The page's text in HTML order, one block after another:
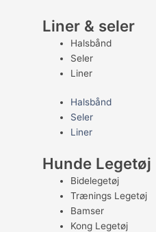
Liner & seler
Halsbånd
Seler
Liner
Halsbånd
Seler
Liner
Hunde Legetøj
Bidelegetøj
Trænings Legetøj
Bamser
Kong Legetøj